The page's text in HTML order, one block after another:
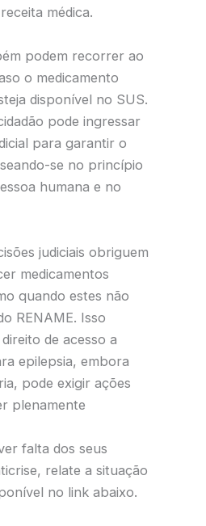
médica.
podem recorrer ao
o medicamento
disponível no SUS.
pode ingressar
para garantir o
se no princípio
humana e no
judiciais obriguem
medicamentos
quando estes não
RENAME. Isso
de acesso a
epilepsia, embora
pode exigir ações
plenamente
falta dos seus
relate a situação
no link abaixo.